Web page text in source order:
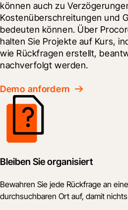
können auch zu
Kostenüberschreitungen und
bedeuten können. Über
halten Sie Projekte auf Kurs,
wie Rückfragen erstellt,
nachverfolgt werden.
Demo anfordern
Bleiben Sie organisiert
Bewahren Sie jede Rückfrage an
durchsuchbaren Ort auf, damit